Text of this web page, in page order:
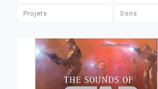
Projets Sons